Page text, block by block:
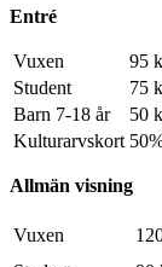
Entré
Vuxen
95
Student
75
Barn 7-18 år
50
Kulturarvskort
Allmän visning
Vuxen